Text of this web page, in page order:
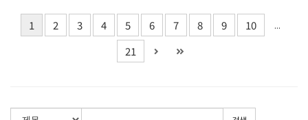
1 2 3 4 5 6 7 8 9 10 ...
21